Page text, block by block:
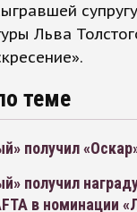
Льва
теме
получил
получил
в номинации